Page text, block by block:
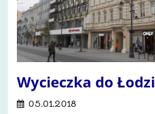
Wycieczka do Łodzi
05.01.2018